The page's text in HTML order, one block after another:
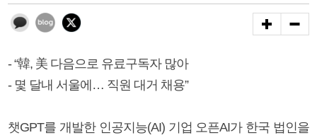
- “韓, 美 다음으로 유료구독자 많아
- 몇 달내 서울에… 직원 대거 채용”
챗GPT를 개발한 인공지능(AI) 기업 오픈AI가 한국 법인을